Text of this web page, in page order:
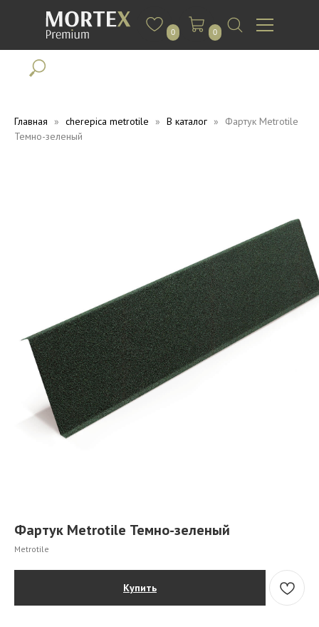
0 0
Главная cherepica metrotile В каталог
Фартук Metrotile
Темно-зеленый
Фартук Metrotile Темно-зеленый
Metrotile
Купить